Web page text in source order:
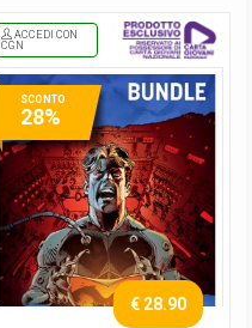
ACCEDI CON
CGN
€ 28.90
SCONTO
28%